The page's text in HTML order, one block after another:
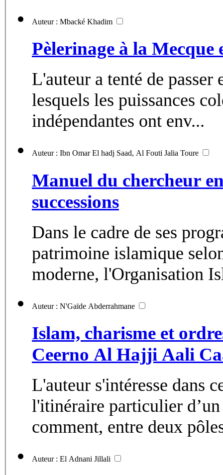
Auteur : Mbacké Khadim
Pèlerinage à la Mecque
L'auteur a tenté de passer
lesquels les puissances
indépendantes ont env...
Auteur : Ibn Omar El hadj Saad, Al Fouti Jalia Toure
Manuel du chercheur
successions
Dans le cadre de ses
patrimoine islamique
moderne, l'Organisation
Auteur : N'Gaïde Abderrahmane
Islam, charisme et
Ceerno Al Hajji Aali
L'auteur s'intéresse dans
l'itinéraire particulier
comment, entre deux
Auteur : El Adnani Jillali